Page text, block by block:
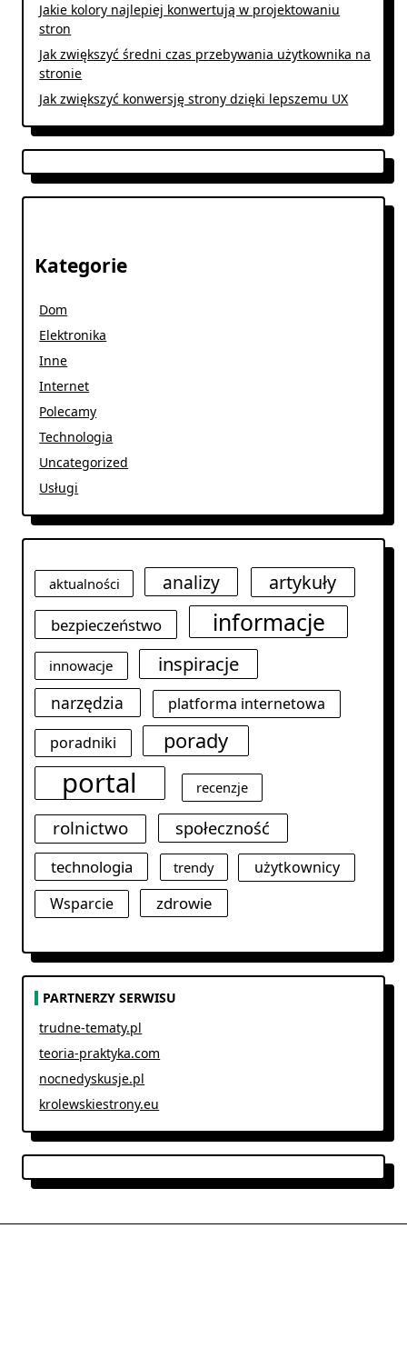
Jakie kolory najlepiej konwertują w projektowaniu
stron
Jak zwiększyć średni czas przebywania użytkownika na
stronie
Jak zwiększyć konwersję strony dzięki lepszemu UX
Kategorie
Dom
Elektronika
Inne
Internet
Polecamy
Technologia
Uncategorized
Usługi
aktualności analizy artykuły
bezpieczeństwo informacje
innowacje inspiracje
narzędzia
platforma internetowa
poradniki
porady
portal recenzje
rolnictwo społeczność
technologia trendy
użytkownicy
Wsparcie
zdrowie
PARTNERZY SERWISU
trudne-tematy.pl
teoria-praktyka.com
nocnedyskusje.pl
krolewskiestrony.eu